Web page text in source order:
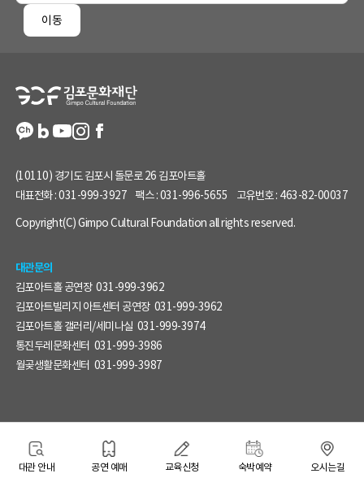
이동
(10110) 경기도 김포시 돌문로 26 김포아트홀
대표전화 :031-999-3927 팩스 :031-996-5655 고유번호 : 463-82-00037
Copyright(C) Gimpo Cultural Foundation all rights reserved.
대관문의
김포아트홀 공연장 031-999-3962
김포아트빌리지 아트센터 공연장 031-999-3962
김포아트홀 갤러리/세미나실 031-999-3974
통진두레문화센터 031-999-3986
월곶생활문화센터 031-999-3987
대관 안내 공연 예매 교육신청 숙박예약 오시는길